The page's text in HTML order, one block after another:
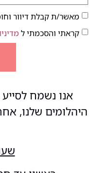
מאשר/ת קבלת דיוור
קראתי והסכמתי ל
אנו נשמח
היהלומים שלנו,